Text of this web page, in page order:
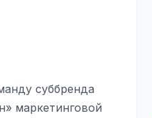
суббренда
маркетинговой